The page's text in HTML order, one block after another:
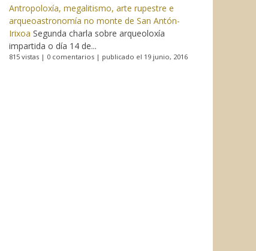
Antropoloxía, megalitismo, arte rupestre e
arqueoastronomía no monte de San Antón-
Irixoa Segunda charla sobre arqueoloxía
impartida o día 14 de...
815 vistas | 0 comentarios | publicado el 19 junio, 2016